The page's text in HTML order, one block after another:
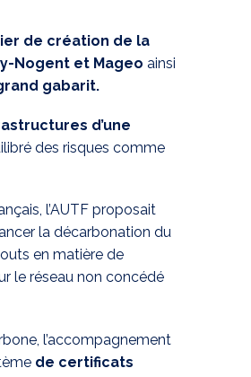
de création de la
Nogent et Mageo ainsi
gabarit.
d’une
des risques comme
l’AUTF proposait
la décarbonation du
en matière de
le réseau non concédé
l’accompagnement
de certificats